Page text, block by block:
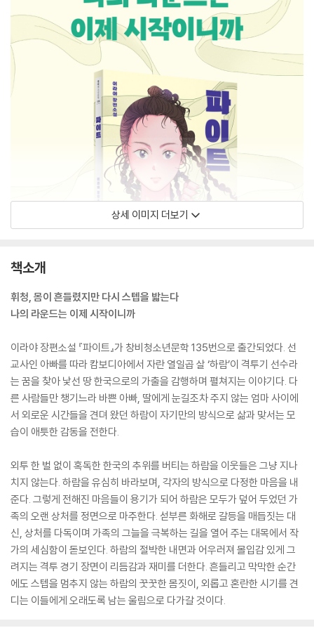
상세 이미지 더보기
책소개
휘청, 몸이 흔들렸지만 다시 스텝을 밟는다
나의 라운드는 이제 시작이니까
이라야 장편소설 『파이트』가 창비청소년문학 135번으로 출간되었다. 선
교사인 아빠를 따라 캄보디아에서 자란 열일곱 살 ‘하람’이 격투기 선수라
는 꿈을 찾아 낯선 땅 한국으로의 가출을 감행하며 펼쳐지는 이야기다. 다
른 사람들만 챙기느라 바쁜 아빠, 딸에게 눈길조차 주지 않는 엄마 사이에
서 외로운 시간들을 견뎌 왔던 하람이 자기만의 방식으로 삶과 맞서는 모
습이 애틋한 감동을 전한다.
외투 한 벌 없이 혹독한 한국의 추위를 버티는 하람을 이웃들은 그냥 지나
치지 않는다. 하람을 유심히 바라보며, 각자의 방식으로 다정한 마음을 내
준다. 그렇게 전해진 마음들이 용기가 되어 하람은 모두가 덮어 두었던 가
족의 오랜 상처를 정면으로 마주한다. 섣부른 화해로 갈등을 매듭짓는 대
신, 상처를 다독이며 가족의 그늘을 극복하는 길을 열어 주는 대목에서 작
가의 세심함이 돋보인다. 하람의 절박한 내면과 어우러져 몰입감 있게 그
려지는 격투 경기 장면이 리듬감과 재미를 더한다. 흔들리고 막막한 순간
에도 스텝을 멈추지 않는 하람의 꿋꿋한 몸짓이, 외롭고 혼란한 시기를 견
디는 이들에게 오래도록 남는 울림으로 다가갈 것이다.